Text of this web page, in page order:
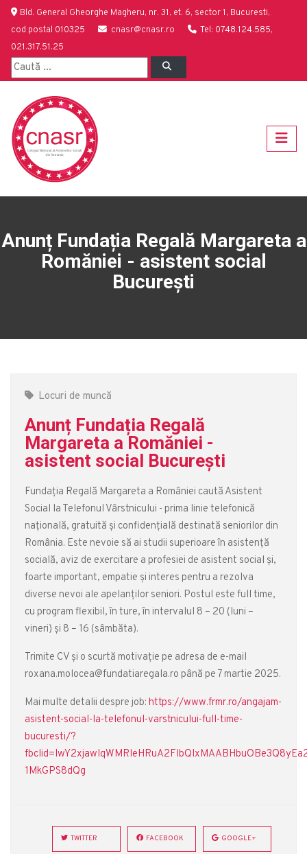
Bld. General Gheorghe Magheru, nr. 31, et. 6, sector 1, Bucuresti,
cod postal 010325
cnasr@cnasr.ro
Tel: 0748.124.585,
021.317.51.25
Anunț Fundația Regală Margareta a
Romăniei - asistent social
București
Locuri de muncă
Anunț Fundația Regală
Margareta a Romăniei -
asistent social București
Fundația Regală Margareta a României caută Asistent
Social la Telefonul Vârstnicului - prima linie telefonică
națională, gratuită și confidențială destinată seniorilor din
România. Este nevoie să ai studii superioare în asistență
socială, aviz de exercitare a profesiei de asistent social și,
foarte important, empatie și interes pentru a rezolva
diverse nevoi ale apelanților seniori. Postul este full time,
cu program flexibil, în ture, în intervalul 8 – 20 (luni –
vineri) și 8 – 16 (sâmbăta).
Trimite CV și o scurtă motivație pe adresa de e-mail
roxana.molocea@fundatiaregala.ro până pe 7 martie 2025.
Mai multe detalii despre job: https://www.frmr.ro/angajam-
asistent-social-la-telefonul-varstnicului-full-time-
bucuresti/?
1MkGPS8dQg
TWITTER FACEBOOK GOOGLE+